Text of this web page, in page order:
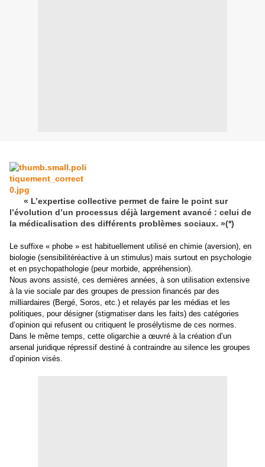
« L’expertise collective permet de faire le point sur
l’évolution d’un processus déjà largement avancé : celui de
la médicalisation des différents problèmes sociaux. »(*)
Le suffixe « phobe » est habituellement utilisé en chimie (aversion), en
biologie (sensibilitéréactive à un stimulus) mais surtout en psychologie
et en psychopathologie (peur morbide, appréhension).
Nous avons assisté, ces dernières années, à son utilisation extensive
à la vie sociale par des groupes de pression financés par des
milliardaires (Bergé, Soros, etc.) et relayés par les médias et les
politiques, pour désigner (stigmatiser dans les faits) des catégories
d’opinion qui refusent ou critiquent le prosélytisme de ces normes.
Dans le même temps, cette oligarchie a œuvré à la création d’un
arsenal juridique répressif destiné à contraindre au silence les groupes
d’opinion visés.